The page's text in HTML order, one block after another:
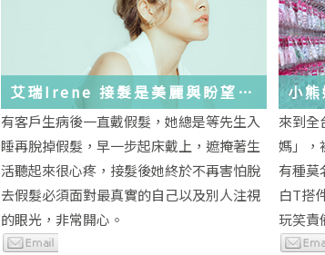
艾瑞Irene 接髮是美麗與盼望的
化身
有客戶生病後一直戴假髮，她總是等先生入
睡再脫掉假髮，早一步起床戴上，遮掩著生
活聽起來很心疼，接髮後她終於不再害怕脫
去假髮必須面對最真實的自己以及別人注視
的眼光，非常開心。
小
來到全
媽」，
有種莫
白T搭
玩笑責